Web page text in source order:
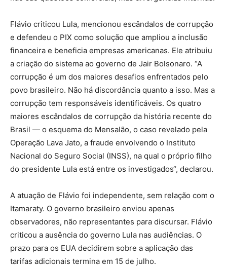
Flávio criticou Lula, mencionou escândalos de corrupção
e defendeu o PIX como solução que ampliou a inclusão
financeira e beneficia empresas americanas. Ele atribuiu
a criação do sistema ao governo de Jair Bolsonaro. “A
corrupção é um dos maiores desafios enfrentados pelo
povo brasileiro. Não há discordância quanto a isso. Mas a
corrupção tem responsáveis identificáveis. Os quatro
maiores escândalos de corrupção da história recente do
Brasil — o esquema do Mensalão, o caso revelado pela
Operação Lava Jato, a fraude envolvendo o Instituto
Nacional do Seguro Social (INSS), na qual o próprio filho
do presidente Lula está entre os investigados“, declarou.
A atuação de Flávio foi independente, sem relação com o
Itamaraty. O governo brasileiro enviou apenas
observadores, não representantes para discursar. Flávio
criticou a ausência do governo Lula nas audiências. O
prazo para os EUA decidirem sobre a aplicação das
tarifas adicionais termina em 15 de julho.